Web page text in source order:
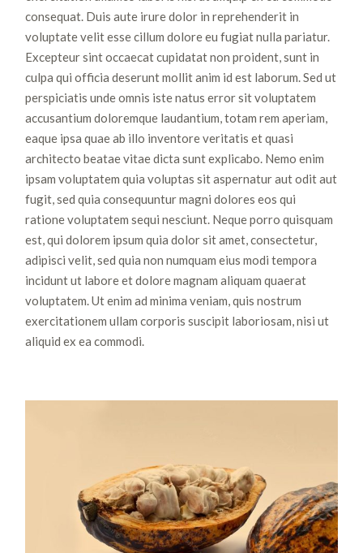
consequat. Duis aute irure dolor in reprehenderit in
voluptate velit esse cillum dolore eu fugiat nulla pariatur.
Excepteur sint occaecat cupidatat non proident, sunt in
culpa qui officia deserunt mollit anim id est laborum. Sed ut
perspiciatis unde omnis iste natus error sit voluptatem
accusantium doloremque laudantium, totam rem aperiam,
eaque ipsa quae ab illo inventore veritatis et quasi
architecto beatae vitae dicta sunt explicabo. Nemo enim
ipsam voluptatem quia voluptas sit aspernatur aut odit aut
fugit, sed quia consequuntur magni dolores eos qui
ratione voluptatem sequi nesciunt. Neque porro quisquam
est, qui dolorem ipsum quia dolor sit amet, consectetur,
adipisci velit, sed quia non numquam eius modi tempora
incidunt ut labore et dolore magnam aliquam quaerat
voluptatem. Ut enim ad minima veniam, quis nostrum
exercitationem ullam corporis suscipit laboriosam, nisi ut
aliquid ex ea commodi.